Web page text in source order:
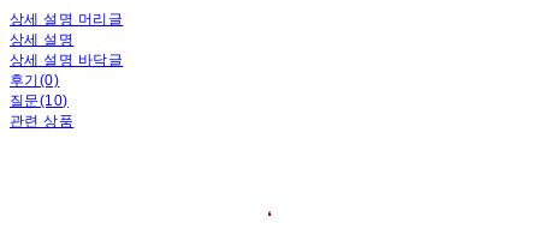
상세 설명 머리글
상세 설명
상세 설명 바닥글
후기(0)
질문(10)
관련 상품
❛